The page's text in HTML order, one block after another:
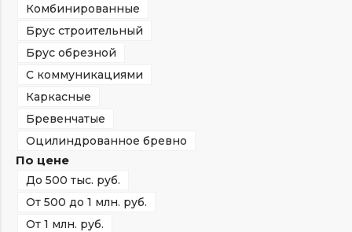
Комбинированные
Брус строительный
Брус обрезной
С коммуникациями
Каркасные
Бревенчатые
Оцилиндрованное бревно
По цене
До 500 тыс. руб.
От 500 до 1 млн. руб.
От 1 млн. руб.